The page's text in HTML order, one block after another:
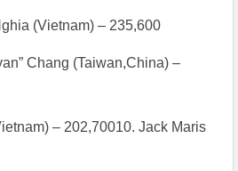
(Vietnam) – 235,600
Chang (Taiwan,China) –
– 202,70010. Jack Maris